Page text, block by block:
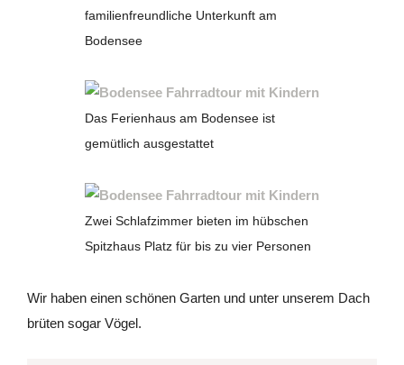
familienfreundliche Unterkunft am
Bodensee
Das Ferienhaus am Bodensee ist
gemütlich ausgestattet
Zwei Schlafzimmer bieten im hübschen
Spitzhaus Platz für bis zu vier Personen
Wir haben einen schönen Garten und unter unserem Dach
brüten sogar Vögel.